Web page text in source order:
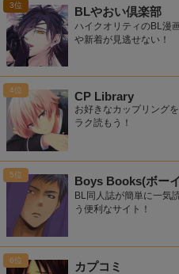
BLやおい倶楽部
ハイクオリティのBL漫
や新着が見逃せない！
CP Library
お好きなカップリング
ラク読もう！
Boys Books(ボー
BL同人誌が簡単に一気
う便利なサイト！
カプコミ